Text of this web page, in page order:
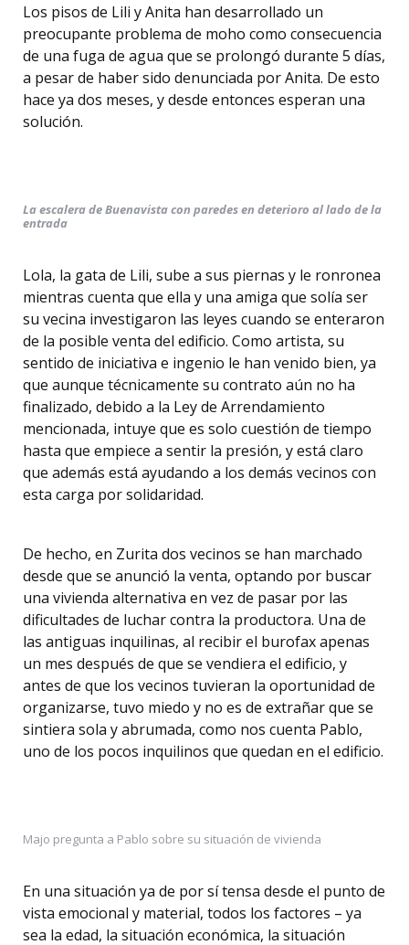
Los pisos de Lili y Anita han desarrollado un
preocupante problema de moho como consecuencia
de una fuga de agua que se prolongó durante 5 días,
a pesar de haber sido denunciada por Anita. De esto
hace ya dos meses, y desde entonces esperan una
solución.
La escalera de Buenavista con paredes en deterioro al lado de la
entrada
Lola, la gata de Lili, sube a sus piernas y le ronronea
mientras cuenta que ella y una amiga que solía ser
su vecina investigaron las leyes cuando se enteraron
de la posible venta del edificio. Como artista, su
sentido de iniciativa e ingenio le han venido bien, ya
que aunque técnicamente su contrato aún no ha
finalizado, debido a la Ley de Arrendamiento
mencionada, intuye que es solo cuestión de tiempo
hasta que empiece a sentir la presión, y está claro
que además está ayudando a los demás vecinos con
esta carga por solidaridad.
De hecho, en Zurita dos vecinos se han marchado
desde que se anunció la venta, optando por buscar
una vivienda alternativa en vez de pasar por las
dificultades de luchar contra la productora. Una de
las antiguas inquilinas, al recibir el burofax apenas
un mes después de que se vendiera el edificio, y
antes de que los vecinos tuvieran la oportunidad de
organizarse, tuvo miedo y no es de extrañar que se
sintiera sola y abrumada, como nos cuenta Pablo,
uno de los pocos inquilinos que quedan en el edificio.
Majo pregunta a Pablo sobre su situación de vivienda
En una situación ya de por sí tensa desde el punto de
vista emocional y material, todos los factores – ya
sea la edad, la situación económica, la situación